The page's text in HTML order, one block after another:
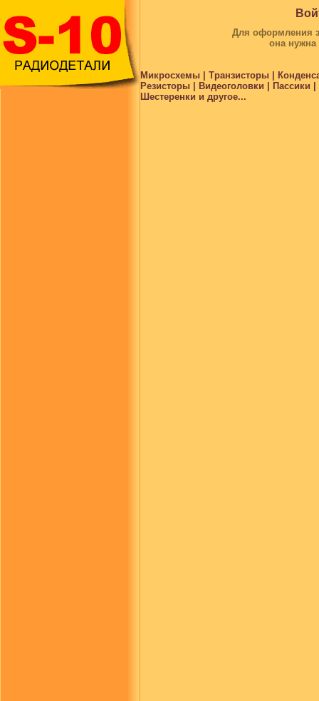
Для оформления
она
Микросхемы | Транзисторы |
Резисторы | Видеоголовки |
Шестеренки и другое...